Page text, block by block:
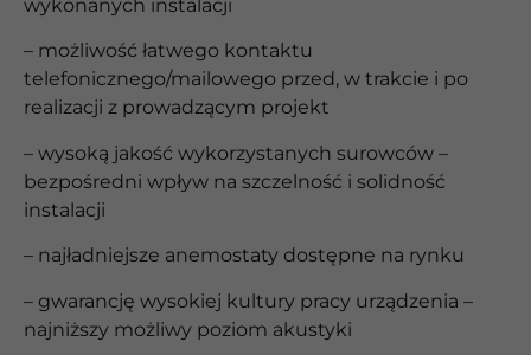
wykonanych instalacji
– możliwość łatwego kontaktu
telefonicznego/mailowego przed, w trakcie i po
realizacji z prowadzącym projekt
– wysoką jakość wykorzystanych surowców –
bezpośredni wpływ na szczelność i solidność
instalacji
– najładniejsze anemostaty dostępne na rynku
– gwarancję wysokiej kultury pracy urządzenia –
najniższy możliwy poziom akustyki